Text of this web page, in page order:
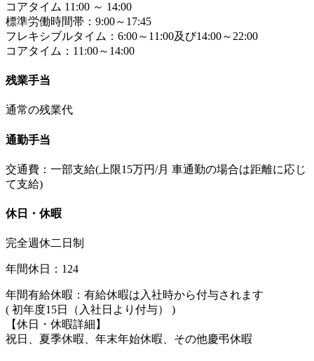
コアタイム 11:00 ～ 14:00
標準労働時間帯：9:00～17:45
フレキシブルタイム：6:00～11:00及び14:00～22:00
コアタイム：11:00～14:00
残業手当
通常の残業代
通勤手当
交通費：一部支給(上限15万円/月 車通勤の場合は距離に応じ
て支給)
休日・休暇
完全週休二日制
年間休日：124
年間有給休暇：有給休暇は入社時から付与されます
( 初年度15日（入社日より付与） )
【休日・休暇詳細】
祝日、夏季休暇、年末年始休暇、その他慶弔休暇